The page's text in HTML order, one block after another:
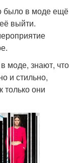
было в моде ещё
выйти.
моде, знают, что
и стильно,
только они